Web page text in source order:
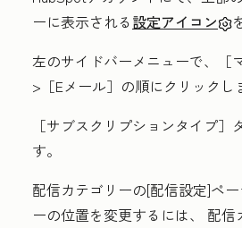
ーに表示される設定アイコン
左のサイドバーメニューで、［
>［Eメール］ の順にクリックし
［サブスクリプションタイプ］
す。
配信カテゴリーの[配信設定]ペ
ーの位置を変更するには、 配信